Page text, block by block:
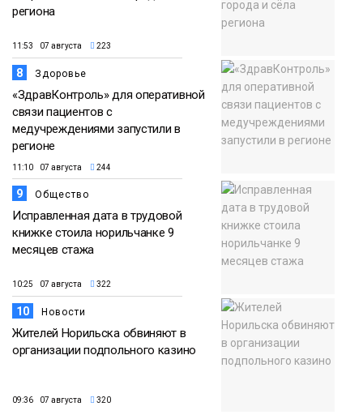
региона
11:53 07 августа 223
8 Здоровье
«ЗдравКонтроль» для оперативной
связи пациентов с
медучреждениями запустили в
регионе
11:10 07 августа 244
9 Общество
Исправленная дата в трудовой
книжке стоила норильчанке 9
месяцев стажа
10:25 07 августа 322
10 Новости
Жителей Норильска обвиняют в
организации подпольного казино
09:36 07 августа 320